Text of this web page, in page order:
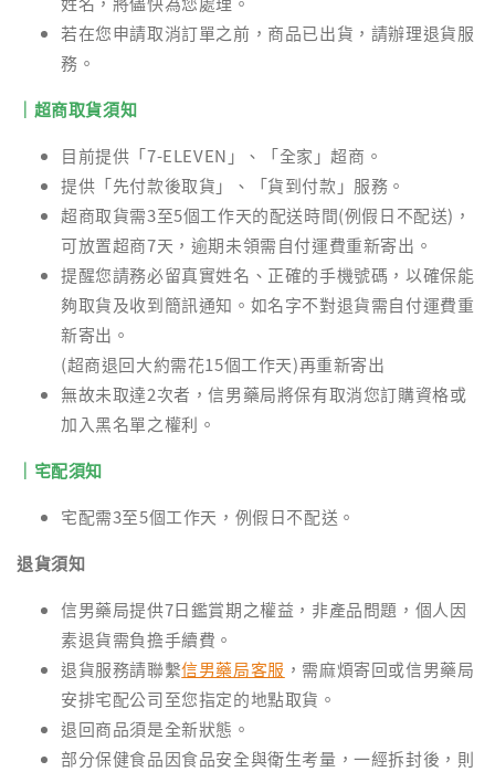
若在您申請取消訂單之前，商品已出貨，請辦理退貨服
務。
｜超商取貨須知
目前提供「7-ELEVEN」、「全家」超商。
提供「先付款後取貨」、「貨到付款」服務。
超商取貨需3至5個工作天的配送時間(例假日不配送)，
可放置超商7天，逾期未領需自付運費重新寄出。
提醒您請務必留真實姓名、正確的手機號碼，以確保能
夠取貨及收到簡訊通知。如名字不對退貨需自付運費重
新寄出。
(超商退回大約需花15個工作天)再重新寄出
無故未取達2次者，信男藥局將保有取消您訂購資格或
加入黑名單之權利。
｜宅配須知
宅配需3至5個工作天，例假日不配送。
退貨須知
信男藥局提供7日鑑賞期之權益，非產品問題，個人因
素退貨需負擔手續費。
退貨服務請聯繫信男藥局客服 ，需麻煩寄回或信男藥局
安排宅配公司至您指定的地點取貨。
退回商品須是全新狀態。
部分保健食品因食品安全與衛生考量，一經拆封後，則